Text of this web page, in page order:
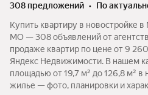
308 предложений •
по
Купить квартиру в новостройке
МО — 308 объявлений от
продаже квартир по цене от 9
Яндекс Недвижимости. В нашем
площадью от 19,7 м² до 126,8 м² в
жилье — фото, планировки и